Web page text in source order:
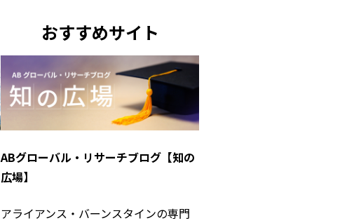
おすすめサイト
ABグローバル・リサーチブログ【知の
広場】
アライアンス・バーンスタインの専門